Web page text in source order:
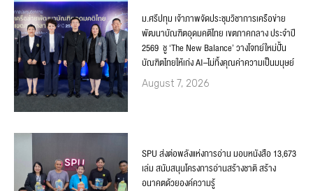
ม.ศรีปทุม เจ้าภาพจัดประชุมวิชาการเครือข่าย
พัฒนาบัณฑิตอุดมคติไทย เขตภาคกลาง ประจำปี
2569 ชู ‘The New Balance’ วางโจทย์ใหม่ปั้น
บัณฑิตไทยให้เก่ง AI–ไม่ทิ้งคุณค่าความเป็นมนุษย์
August 7, 2026
SPU ส่งต่อพลังแห่งการอ่าน มอบหนังสือ 13,673
เล่ม สนับสนุนโครงการอ่านสร้างชาติ สร้าง
อนาคตด้วยองค์ความรู้